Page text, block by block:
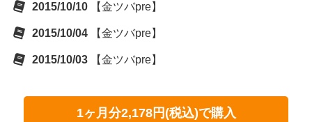
2015/10/10 【金ツバpre】
2015/10/04 【金ツバpre】
2015/10/03 【金ツバpre】
1ヶ月分2,178円(税込)で購入